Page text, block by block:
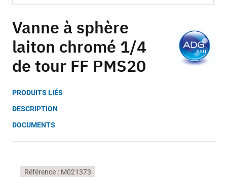
to
the
beginning
of
the
gallery
Vanne à sphère
laiton chromé 1/4
de tour FF PMS20
PRODUITS LIÉS
DESCRIPTION
DOCUMENTS
Référence M021373